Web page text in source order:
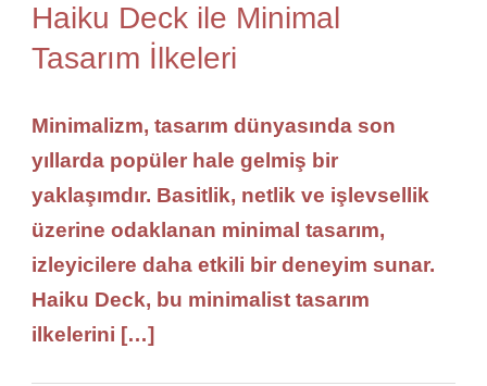
Haiku Deck ile Minimal
Tasarım İlkeleri
Minimalizm, tasarım dünyasında son
yıllarda popüler hale gelmiş bir
yaklaşımdır. Basitlik, netlik ve işlevsellik
üzerine odaklanan minimal tasarım,
izleyicilere daha etkili bir deneyim sunar.
Haiku Deck, bu minimalist tasarım
ilkelerini […]